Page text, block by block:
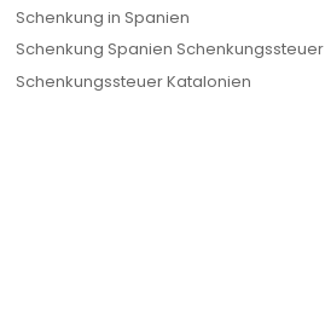
Schenkung in Spanien
Schenkung Spanien Schenkungssteuer
Schenkungssteuer Katalonien